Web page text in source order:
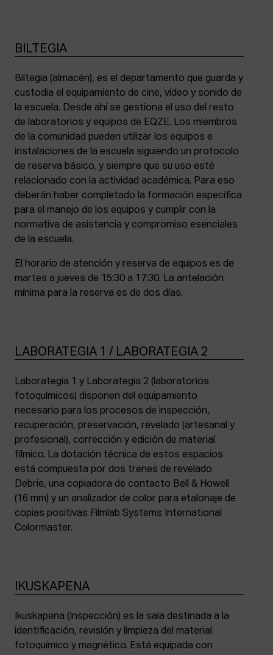
BILTEGIA
Biltegia (almacén), es el departamento que guarda y
custodia el equipamiento de cine, vídeo y sonido de
la escuela. Desde ahí se gestiona el uso del resto
de laboratorios y equipos de EQZE. Los miembros
de la comunidad pueden utilizar los equipos e
instalaciones de la escuela siguiendo un protocolo
de reserva básico, y siempre que su uso esté
relacionado con la actividad académica. Para eso
deberán haber completado la formación específica
para el manejo de los equipos y cumplir con la
normativa de asistencia y compromiso esenciales
de la escuela.
El horario de atención y reserva de equipos es de
martes a jueves de 15:30 a 17:30. La antelación
mínima para la reserva es de dos días.
LABORATEGIA 1 / LABORATEGIA 2
Laborategia 1 y Laborategia 2 (laboratorios
fotoquímicos) disponen del equipamiento
necesario para los procesos de inspección,
recuperación, preservación, revelado (artesanal y
profesional), corrección y edición de material
fílmico. La dotación técnica de estos espacios
está compuesta por dos trenes de revelado
Debrie, una copiadora de contacto Bell & Howell
(16 mm) y un analizador de color para etalonaje de
copias positivas Filmlab Systems International
Colormaster.
IKUSKAPENA
Ikuskapena (Inspección) es la sala destinada a la
identificación, revisión y limpieza del material
fotoquímico y magnético. Está equipada con